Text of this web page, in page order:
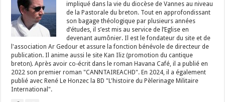
impliqué dans la vie du diocèse de Vannes au niveau
de la Pastorale du breton. Tout en approfondissant
son bagage théologique par plusieurs années
d’études, il s’est mis au service de l’Eglise en
devenant aumônier. Il est le fondateur du site et de
l'association Ar Gedour et assure la fonction bénévole de directeur de
publication. Il anime aussi le site Kan Iliz (promotion du cantique
breton). Après avoir co-écrit dans le roman Havana Café, il a publié en
2022 son premier roman "CANNTAIREACHD". En 2024, il a également
publié avec René Le Honzec la BD "L'histoire du Pèlerinage Militaire
International".